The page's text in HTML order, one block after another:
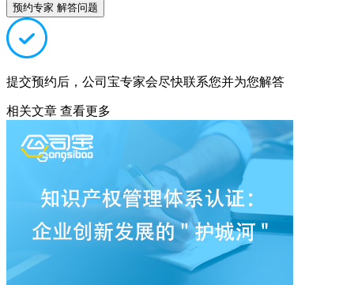
预约专家 解答问题
提交预约后，公司宝专家会尽快联系您并为您解答
相关文章 查看更多